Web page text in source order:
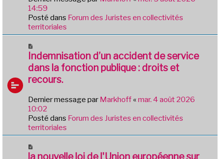
e
a
u
m
e
a
g
e
14:59
Posté dans Forum des Juristes en collectivités
territoriales
o
u
v
e
u
m
e
s
s
g
Indemnisation d’un accident de service
dans la fonction publique : droits et
recours.
Dernier message par Markhoff« mar. 4 août 2026
10:02
Posté dans Forum des Juristes en collectivités
territoriales
o
la nouvelle loi de l'Union européenne sur